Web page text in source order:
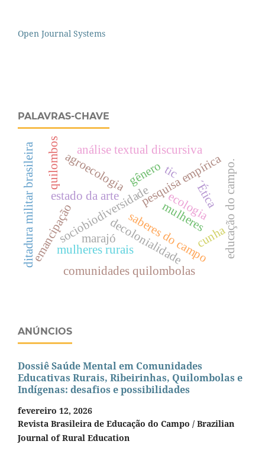
Open Journal Systems
PALAVRAS-CHAVE
decolonialidade
sociobiodiversidade
pesquisa empírica
´Ética
ecologia
mulheres
estado da arte
agroecologia
emancipação saberes do campocunha
análise textual discursiva
comunidades quilombolas
mulheres rurais
quilombos gênero
ditadura militar brasileira tic educação do campo.
marajó
ANÚNCIOS
Dossiê Saúde Mental em Comunidades
Educativas Rurais, Ribeirinhas, Quilombolas e
Indígenas: desafios e possibilidades
fevereiro 12, 2026
Revista Brasileira de Educação do Campo / Brazilian
Journal of Rural Education